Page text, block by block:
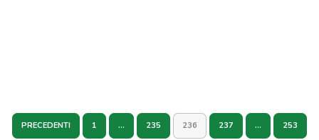
PRECEDENTI 1 … 235 236 237 … 253